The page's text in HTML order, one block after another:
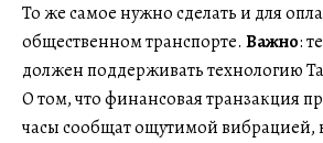
То же самое нужно сделать и для
общественном транспорте. Важно:
должен поддерживать технологию
О том, что финансовая транзакция
часы сообщат ощутимой вибрацией,